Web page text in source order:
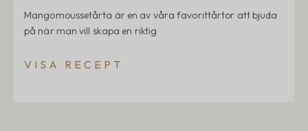
Mangomoussetårta är en av våra favorittårtor att bjuda
på när man vill skapa en riktig
VISA RECEPT